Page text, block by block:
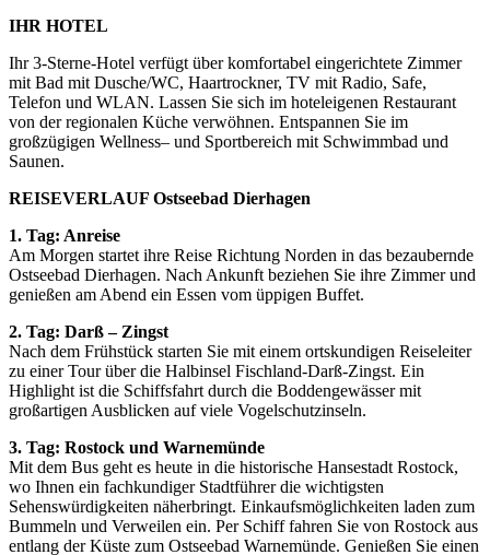
IHR HOTEL
Ihr 3-Sterne-Hotel verfügt über komfortabel eingerichtete Zimmer
mit Bad mit Dusche/WC, Haartrockner, TV mit Radio, Safe,
Telefon und WLAN. Lassen Sie sich im hoteleigenen Restaurant
von der regionalen Küche verwöhnen. Entspannen Sie im
großzügigen Wellness– und Sportbereich mit Schwimmbad und
Saunen.
REISEVERLAUF Ostseebad Dierhagen
1. Tag: Anreise
Am Morgen startet ihre Reise Richtung Norden in das bezaubernde
Ostseebad Dierhagen. Nach Ankunft beziehen Sie ihre Zimmer und
genießen am Abend ein Essen vom üppigen Buffet.
2. Tag: Darß – Zingst
Nach dem Frühstück starten Sie mit einem ortskundigen Reiseleiter
zu einer Tour über die Halbinsel Fischland-Darß-Zingst. Ein
Highlight ist die Schiffsfahrt durch die Boddengewässer mit
großartigen Ausblicken auf viele Vogelschutzinseln.
3. Tag: Rostock und Warnemünde
Mit dem Bus geht es heute in die historische Hansestadt Rostock,
wo Ihnen ein fachkundiger Stadtführer die wichtigsten
Sehenswürdigkeiten näherbringt. Einkaufsmöglichkeiten laden zum
Bummeln und Verweilen ein. Per Schiff fahren Sie von Rostock aus
entlang der Küste zum Ostseebad Warnemünde. Genießen Sie einen